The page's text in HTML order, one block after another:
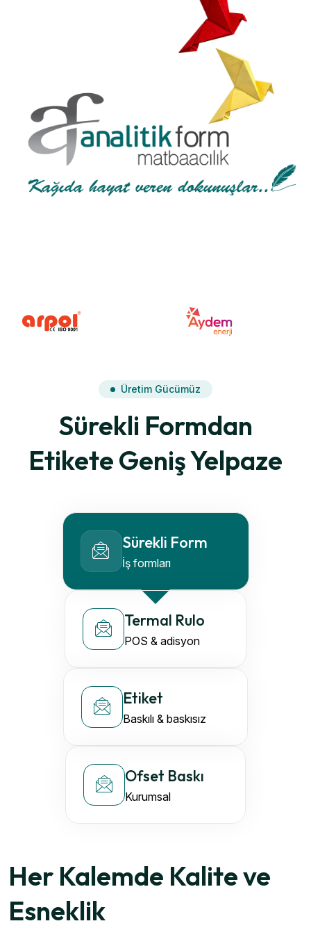
Üretim Gücümüz
Sürekli Formdan
Etikete Geniş Yelpaze
Sürekli Form
İş formları
Termal Rulo
POS & adisyon
Etiket
Baskılı & baskısız
Ofset Baskı
Kurumsal
Her Kalemde Kalite ve
Esneklik